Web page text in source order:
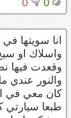
0
0
انا سويتها
واسلاك او
وقعدت فيها
والنور عندي
كان معي في
طبعا سيارتي كامري 2007 والشمعات صينيه للاستخدام الأمريكية